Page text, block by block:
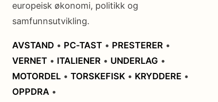
europeisk økonomi, politikk og
samfunnsutvikling.
AVSTAND • PC-TAST • PRESTERER •
VERNET • ITALIENER • UNDERLAG •
MOTORDEL • TORSKEFISK • KRYDDERE •
OPPDRA •